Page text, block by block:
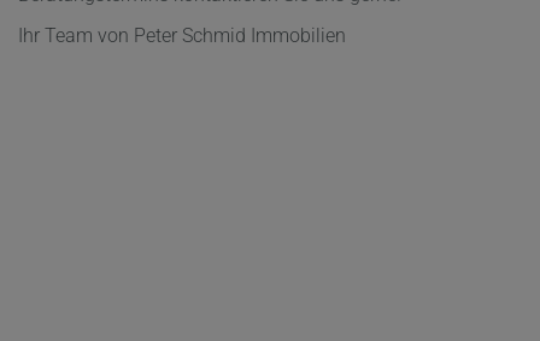
Ihr Team von Peter Schmid Immobilien